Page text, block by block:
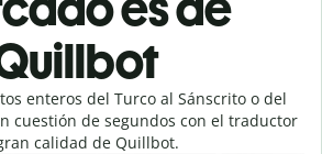
enteros del Turco al Sánscrito o del
cuestión de segundos con el traductor
calidad de Quillbot.